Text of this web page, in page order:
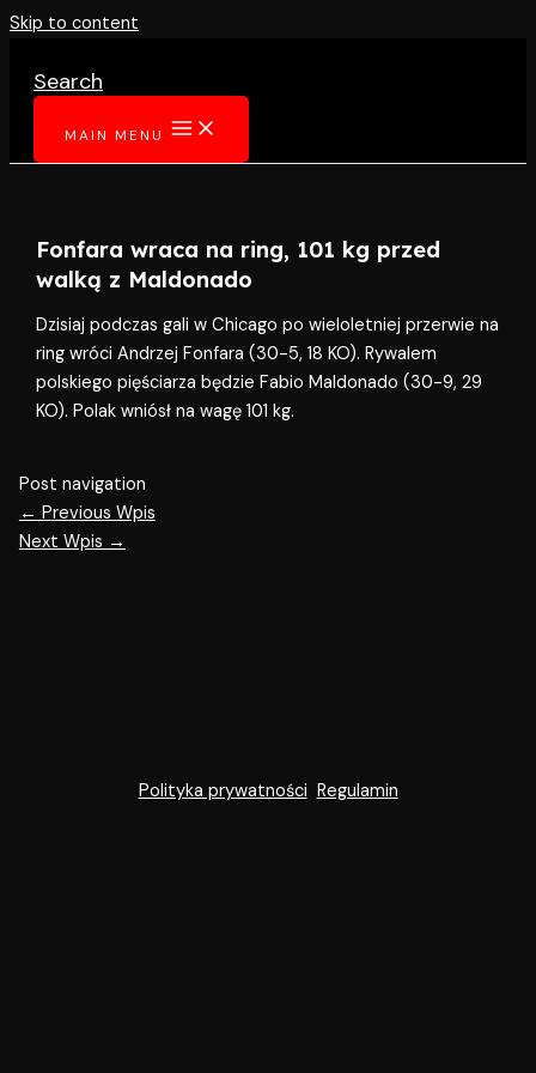
Skip to content
Search
MAIN MENU
Fonfara wraca na ring, 101 kg przed
walką z Maldonado
Dzisiaj podczas gali w Chicago po wieloletniej przerwie na
ring wróci Andrzej Fonfara (30-5, 18 KO). Rywalem
polskiego pięściarza będzie Fabio Maldonado (30-9, 29
KO). Polak wniósł na wagę 101 kg.
Post navigation
← Previous Wpis
Next Wpis →
Polityka prywatności Regulamin